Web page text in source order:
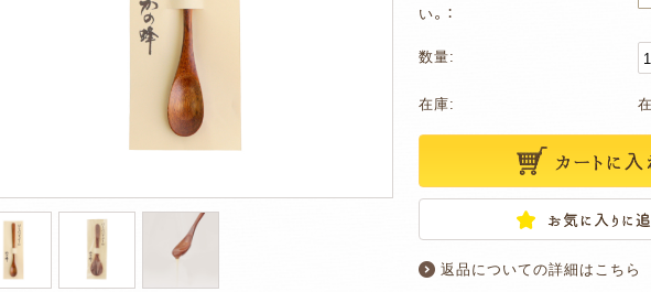
い。：
数量:
在庫:
返品についての詳細はこちら